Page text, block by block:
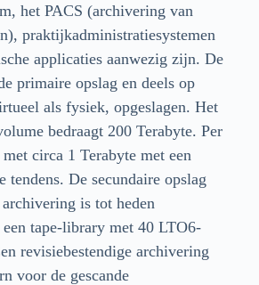
het PACS (archivering van
praktijkadministratiesystemen
applicaties aanwezig zijn. De
primaire opslag en deels op
als fysiek, opgeslagen. Het
bedraagt 200 Terabyte. Per
circa 1 Terabyte met een
tendens. De secundaire opslag
is tot heden
tape-library met 40 LTO6-
revisiebestendige archivering
voor de gescande